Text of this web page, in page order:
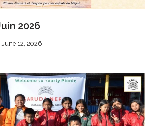
2026
June 12, 2026